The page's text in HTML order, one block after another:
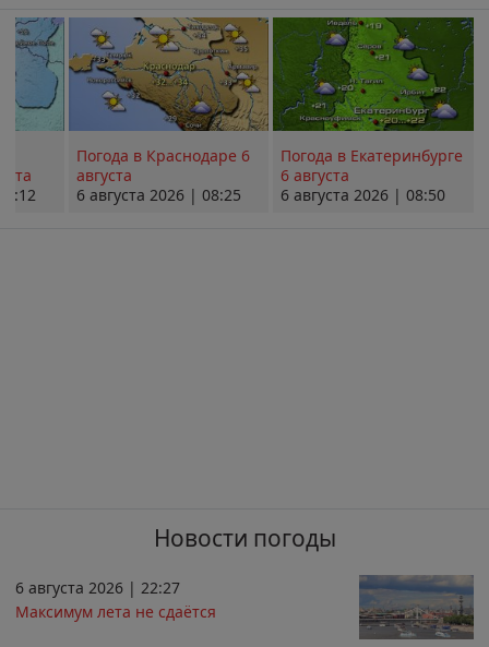
Погода в Краснодаре 6
августа
6 августа 2026 | 08:25
Погода в Екатеринбурге
6 августа
6 августа 2026 | 08:50
Новости погоды
6 августа 2026 | 22:27
Максимум лета не сдаётся